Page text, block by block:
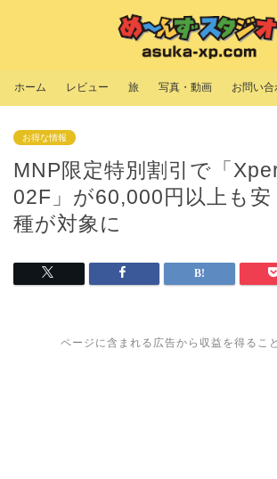
ホーム レビュー 旅 写真・動画 お問い合
お得な情報
MNP限定特別割引で「
02F」が60,000円以上も安
種が対象に
ページに含まれる広告から収益を得るこ